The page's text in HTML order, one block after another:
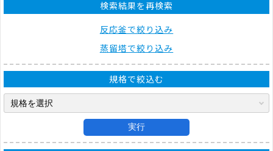
検索結果を再検索
反応釜で絞り込み
蒸留塔で絞り込み
規格で絞込む
実行